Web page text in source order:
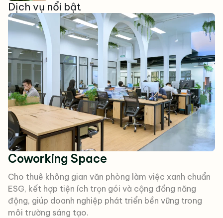
Dịch vụ nổi bật
Coworking Space
Cho thuê không gian văn phòng làm việc xanh chuẩn
ESG, kết hợp tiện ích trọn gói và cộng đồng năng
động, giúp doanh nghiệp phát triển bền vững trong
môi trường sáng tạo.